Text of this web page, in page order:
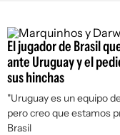
El jugador de Brasil
ante Uruguay y el
sus hinchas
"Uruguay es un equipo
pero creo que estamos
Brasil